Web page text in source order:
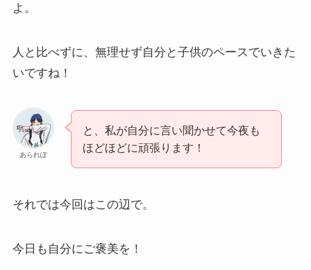
よ。
人と比べずに、無理せず自分と子供のペースでいきた
いですね！
あられぽ
と、私が自分に言い聞かせて今夜も
ほどほどに頑張ります！
それでは今回はこの辺で。
今日も自分にご褒美を！